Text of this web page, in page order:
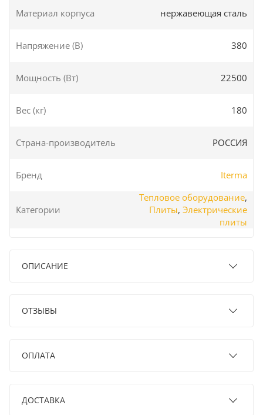
Материал корпуса нержавеющая сталь
Напряжение (В) 380
Мощность (Вт) 22500
Вес (кг) 180
Страна-производитель РОССИЯ
Бренд Iterma
Категории
Тепловое оборудование,
Плиты, Электрические
плиты
ОПИСАНИЕ
ОТЗЫВЫ
ОПЛАТА
ДОСТАВКА